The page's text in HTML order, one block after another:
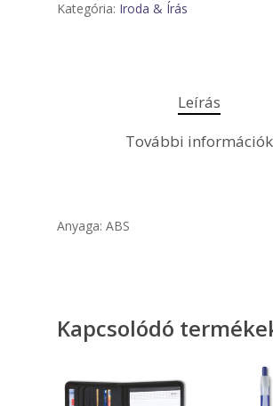
Kategória: Iroda & Írás
Leírás
További információk
Anyaga: ABS
Kapcsolódó